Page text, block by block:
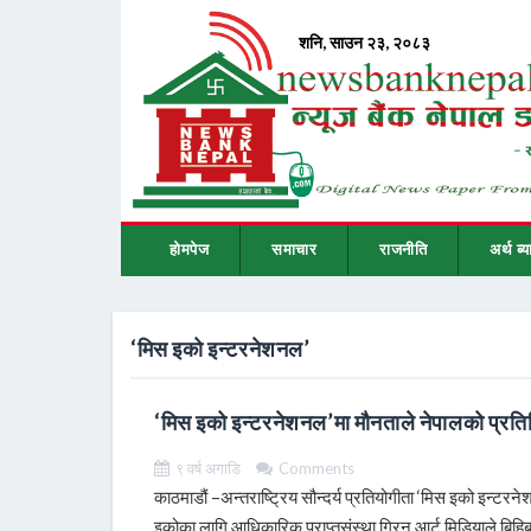
होमपेज समाचार राजनीति अर्थ
‘मिस इको इन्टरनेशनल’
‘मिस इको इन्टरनेशनल’मा मौनताले नेपालको
९ वर्ष अगाडि Comments
काठमाडौं –अन्तराष्ट्रिय सौन्दर्य प्रतियोगीता ‘मिस इको
इकोका लागि आधिकारिक प्राप्तसंस्था ग्रिन आर्ट मिडियाले